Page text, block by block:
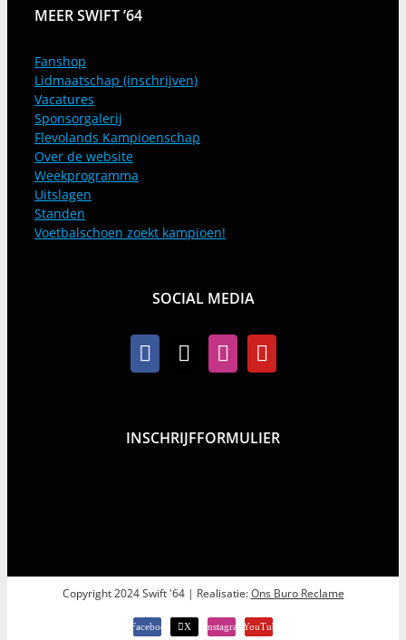
MEER SWIFT ’64
Fanshop
Lidmaatschap (inschrijven)
Vacatures
Sponsorgalerij
Flevolands Kampioenschap
Over de website
Weekprogramma
Uitslagen
Standen
Voetbalschoen zoekt kampioen!
SOCIAL MEDIA
INSCHRIJFFORMULIER
Copyright 2024 Swift '64 | Realisatie:Ons Buro Reclame
Facebook X InstagramYouTube